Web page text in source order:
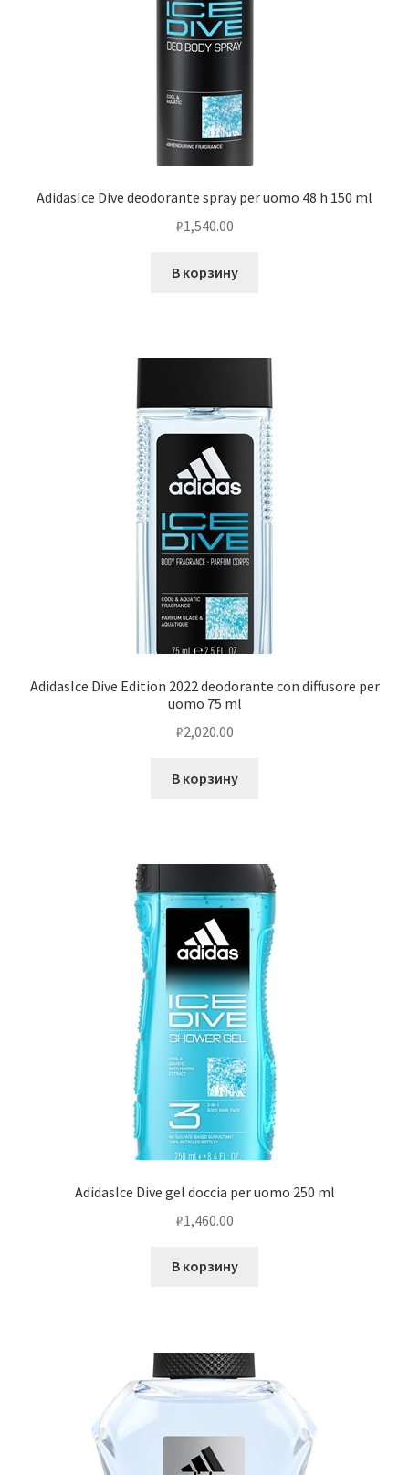
AdidasIce Dive deodorante spray per uomo 48 h 150 ml
₽1,540.00
В корзину
AdidasIce Dive Edition 2022 deodorante con diffusore per
uomo 75 ml
₽2,020.00
В корзину
AdidasIce Dive gel doccia per uomo 250 ml
₽1,460.00
В корзину